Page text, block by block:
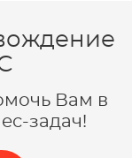
Вам в
задач!